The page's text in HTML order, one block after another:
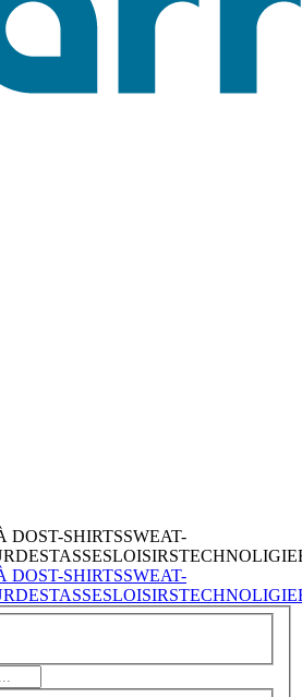
DOST-SHIRTSSWEAT-
TASSESLOISIRSTECHNOLIGIE
DOST-SHIRTSSWEAT-
TASSESLOISIRSTECHNOLIGIE